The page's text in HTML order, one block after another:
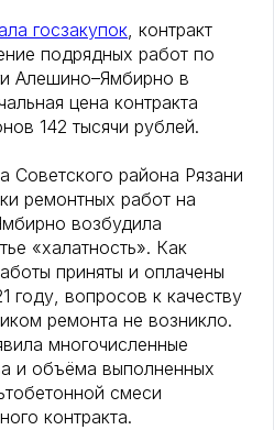
госзакупок, контракт
подрядных работ по
Алешино–Ямбирно в
цена контракта
142 тысячи рублей.
Советского района Рязани
ремонтных работ на
возбудила
«халатность». Как
приняты и оплачены
году, вопросов к качеству
ремонта не возникло.
многочисленные
и объёма выполненных
смеси
контракта.